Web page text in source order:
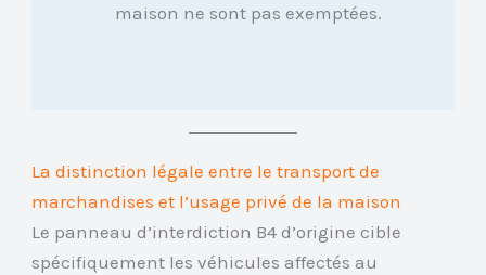
maison ne sont pas exemptées.
La distinction légale entre le transport de
marchandises et l’usage privé de la maison
Le panneau d’interdiction B4 d’origine cible
spécifiquement les véhicules affectés au